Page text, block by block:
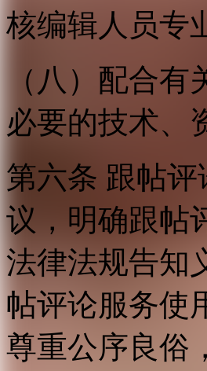
核编辑人员专
（八）配合
必要的技术、
第六条 跟帖
议，明确跟帖
法律法规告知
帖评论服务使
尊重公序良俗